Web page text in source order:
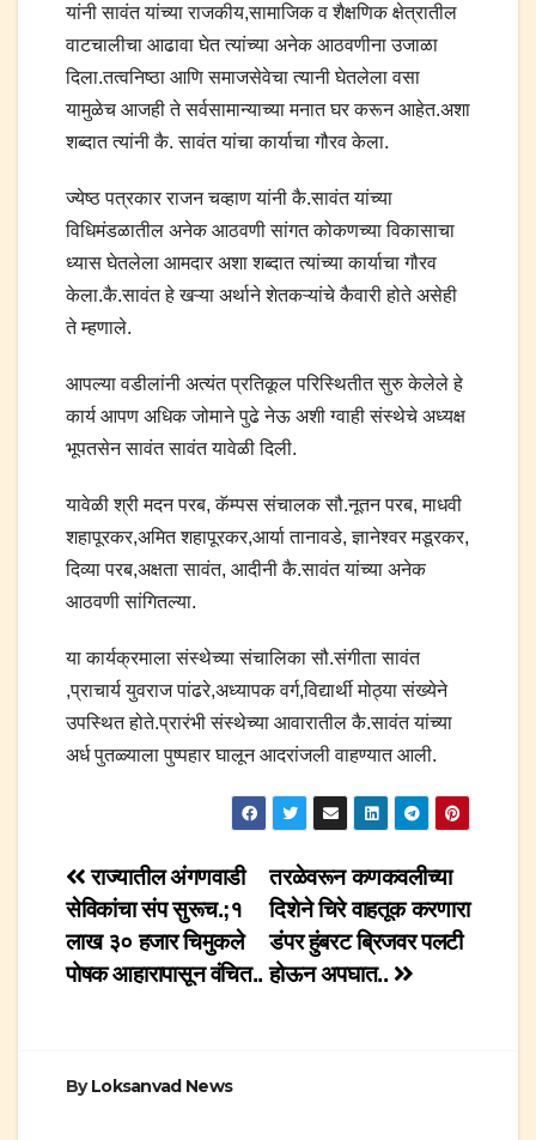
यांनी सावंत यांच्या राजकीय,सामाजिक व शैक्षणिक क्षेत्रातील
वाटचालीचा आढावा घेत त्यांच्या अनेक आठवणीना उजाळा
दिला.तत्वनिष्ठा आणि समाजसेवेचा त्यानी घेतलेला वसा
यामुळेच आजही ते सर्वसामान्याच्या मनात घर करून आहेत.अशा
शब्दात त्यांनी कै. सावंत यांचा कार्याचा गौरव केला.
ज्येष्ठ पत्रकार राजन चव्हाण यांनी कै.सावंत यांच्या
विधिमंडळातील अनेक आठवणी सांगत कोकणच्या विकासाचा
ध्यास घेतलेला आमदार अशा शब्दात त्यांच्या कार्याचा गौरव
केला.कै.सावंत हे खऱ्या अर्थाने शेतकऱ्यांचे कैवारी होते असेही
ते म्हणाले.
आपल्या वडीलांनी अत्यंत प्रतिकूल परिस्थितीत सुरु केलेले हे
कार्य आपण अधिक जोमाने पुढे नेऊ अशी ग्वाही संस्थेचे अध्यक्ष
भूपतसेन सावंत सावंत यावेळी दिली.
यावेळी श्री मदन परब, कॅम्पस संचालक सौ.नूतन परब, माधवी
शहापूरकर,अमित शहापूरकर,आर्या तानावडे, ज्ञानेश्वर मडूरकर,
दिव्या परब,अक्षता सावंत, आदीनी कै.सावंत यांच्या अनेक
आठवणी सांगितल्या.
या कार्यक्रमाला संस्थेच्या संचालिका सौ.संगीता सावंत
,प्राचार्य युवराज पांढरे,अध्यापक वर्ग,विद्यार्थी मोठ्या संख्येने
उपस्थित होते.प्रारंभी संस्थेच्या आवारातील कै.सावंत यांच्या
अर्ध पुतळ्याला पुष्पहार घालून आदरांजली वाहण्यात आली.
Post
navigation
तरळेवरून कणकवलीच्या
दिशेने चिरे वाहतूक करणारा
डंपर हुंबरट ब्रिजवर पलटी
होऊन अपघात..
राज्यातील अंगणवाडी
सेविकांचा संप सुरूच.;१
लाख ३० हजार चिमुकले
पोषक आहारापासून वंचित..
ByLoksanvad News